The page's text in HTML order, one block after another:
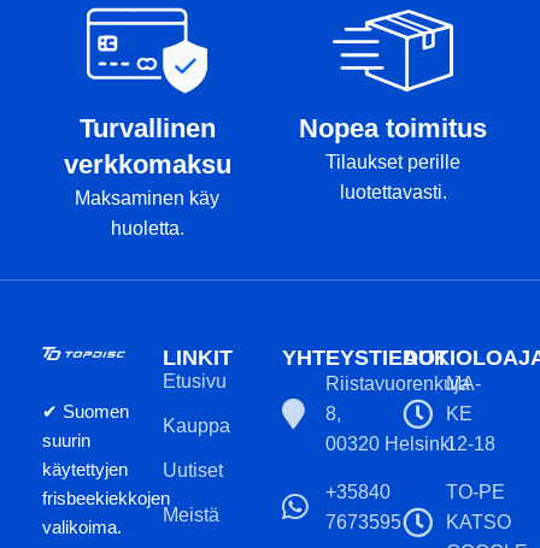
Turvallinen
verkkomaksu
Maksaminen käy
huoletta.
Nopea toimitus
Tilaukset perille
luotettavasti.
✔ Suomen
suurin
käytettyjen
frisbeekiekkojen
valikoima.
LINKIT
Etusivu
Kauppa
Uutiset
Meistä
YHTEYSTIEDOT
Riistavuorenkuja
8,
00320 Helsinki
+35840
7673595
MA-
KE
12-18
TO-PE
KATSO